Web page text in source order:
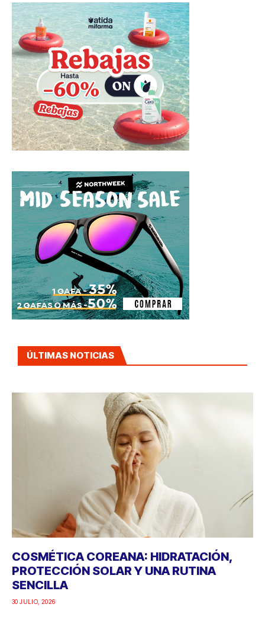
ÚLTIMAS NOTICIAS
COSMÉTICA COREANA: HIDRATACIÓN,
PROTECCIÓN SOLAR Y UNA RUTINA
SENCILLA
30 JULIO, 2026